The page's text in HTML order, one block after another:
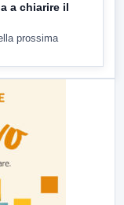
a chiarire il
prossima